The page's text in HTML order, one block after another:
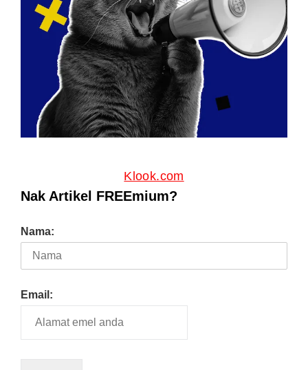
Klook.com
Nak Artikel FREEmium?
Nama:
Email: